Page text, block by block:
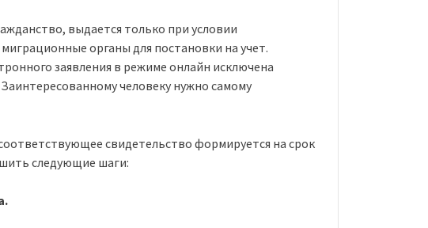
выдается только при условии
органы для постановки на учет.
заявления в режиме онлайн исключена
человеку нужно самому
свидетельство формируется на срок
следующие шаги: